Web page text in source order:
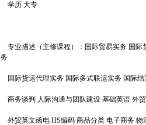
学历 大专
专业描述（主修课程）：国际贸易实务 国际
务
国际货运代理实务 国际多式联运实务 国际结
商务谈判 人际沟通与团队建设 基础英语 外
外贸英文函电 HS编码 商品分类 电子商务 物